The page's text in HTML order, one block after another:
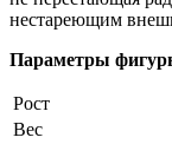
нестареющим
Параметры
Рост
Вес